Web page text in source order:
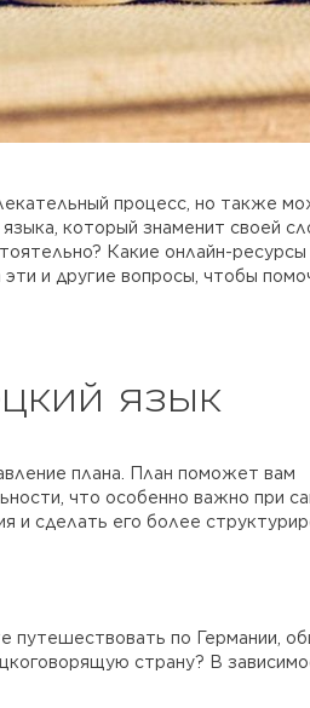
процесс, но также
который знаменит своей
Какие онлайн-ресурсы
и другие вопросы, чтобы
язык
плана. План поможет вам
что особенно важно при
и сделать его более
путешествовать по Германии,
страну? В